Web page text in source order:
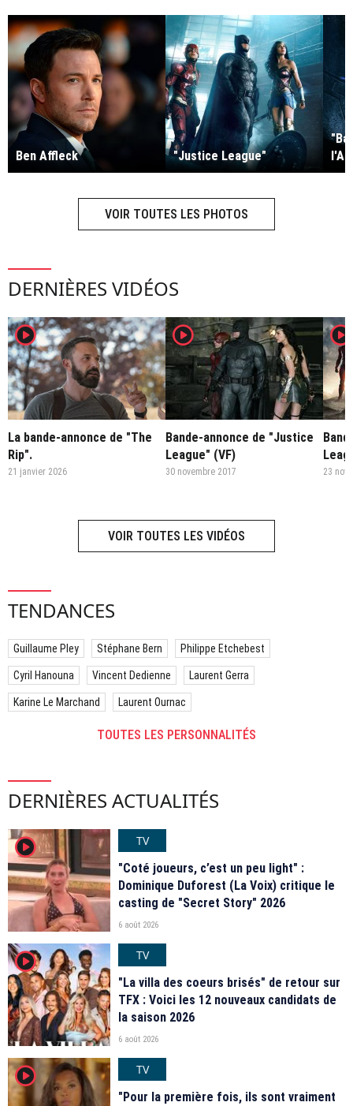
Ben Affleck "Justice League"
VOIR TOUTES LES PHOTOS
DERNIÈRES VIDÉOS
player2
La bande-annonce de "The
Rip".
21 janvier 2026
player2
Bande-annonce de "Justice
League" (VF)
30 novembre 2017
player2
23
VOIR TOUTES LES VIDÉOS
TENDANCES
Guillaume Pley Stéphane Bern Philippe Etchebest
Cyril Hanouna Vincent Dedienne Laurent Gerra
Karine Le Marchand Laurent Ournac
TOUTES LES PERSONNALITÉS
DERNIÈRES ACTUALITÉS
player2
TV
"Coté joueurs, c’est un peu light" :
Dominique Duforest (La Voix) critique le
casting de "Secret Story" 2026
6 août 2026
player2
TV
"La villa des coeurs brisés" de retour sur
TFX : Voici les 12 nouveaux candidats de
la saison 2026
6 août 2026
player2
TV
"Pour la première fois, ils sont vraiment